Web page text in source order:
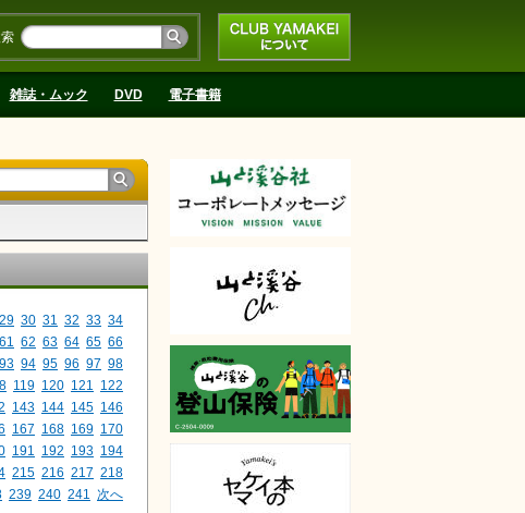
CLUB YAMAKEIにつ
いて
雑誌・ムック DVD 電子書籍
29 30 31 32 33 34
61 62 63 64 65 66
93 94 95 96 97 98
119 120 121
122
143 144 145 146
167 168 169 170
191 192 193 194
215 216 217 218
239 240 241 次へ